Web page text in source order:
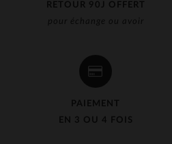
RETOUR 90J OFFERT
pour échange ou avoir
PAIEMENT
EN 3 OU 4 FOIS